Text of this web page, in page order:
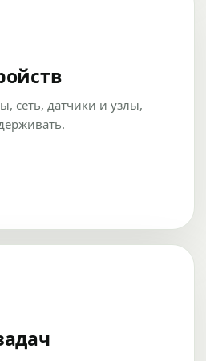
сеть, датчики и узлы,